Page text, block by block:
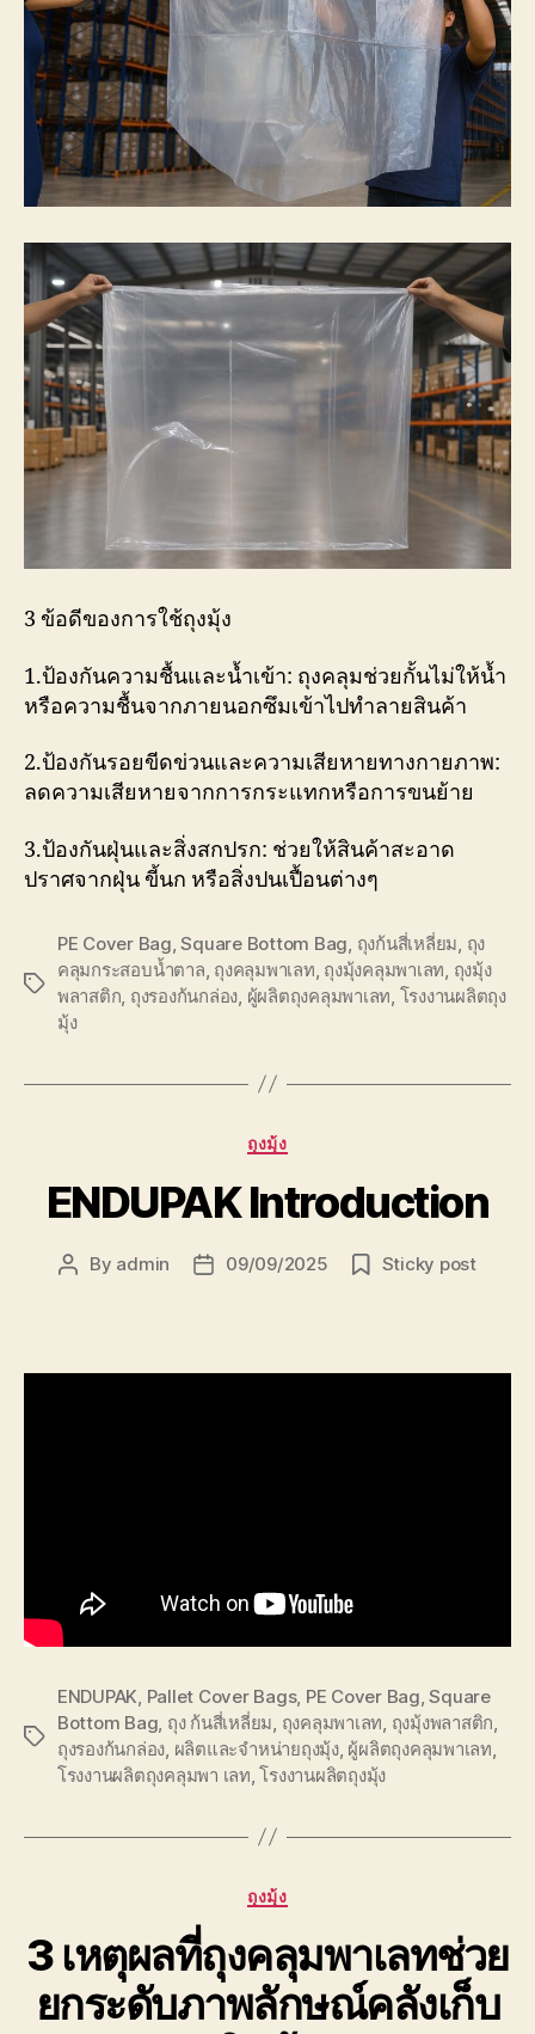
3 ข้อดีของการใช้ถุงมุ้ง
1.ป้องกันความชื้นและน้ำเข้า: ถุงคลุมช่วยกั้นไม่ให้น้ำ
หรือความชื้นจากภายนอกซึมเข้าไปทำลายสินค้า
2.ป้องกันรอยขีดข่วนและความเสียหายทางกายภาพ:
ลดความเสียหายจากการกระแทกหรือการขนย้าย
3.ป้องกันฝุ่นและสิ่งสกปรก: ช่วยให้สินค้าสะอาด
ปราศจากฝุ่น ขี้นก หรือสิ่งปนเปื้อนต่างๆ
Tags
PE Cover Bag ,Square Bottom Bag ถุงก้นสี่เหลี่ยม ถุง
คลุมกระสอบน้ำตาล ถุงคลุมพาเลท ถุงมุ้งคลุมพาเลท ถุงมุ้ง
พลาสติก ถุงรองก้นกล่อง ผู้ผลิตถุงคลุมพาเลท โรงงานผลิตถุง
มุ้ง
Categories
ถุงมุ้ง
ENDUPAK Introduction
Post
By admin
Post09/09/2025 Sticky post
Tags
ENDUPAK Pallet Cover Bags, PE Cover Bag ,Square
Bottom Bag ถุง ก้นสี่เหลี่ยม ถุงคลุมพาเลท ถุงมุ้งพลาสติก
ถุงรองก้นกล่อง ผลิตและจำหน่ายถุงมุ้ง, ผู้ผลิตถุงคลุมพาเลท
โรงงานผลิตถุงคลุมพา เลท ,โรงงานผลิตถุงมุ้ง
Categories
ถุงมุ้ง
3 เหตุผลที่ถุงคลุมพาเลทช่วย
ยกระดับภาพลักษณ์คลังเก็บ